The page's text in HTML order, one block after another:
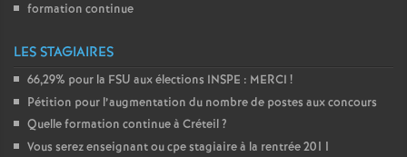
formation continue
LES STAGIAIRES
66,29% pour la FSU aux élections INSPE : MERCI !
Pétition pour l’augmentation du nombre de postes aux concours
Quelle formation continue à Créteil?
Vous serez enseignant ou cpe stagiaire à la rentrée 2011